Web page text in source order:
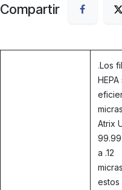
Compartir
.Los
Atrix
a .12
estos